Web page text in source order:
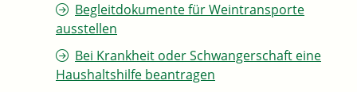
Begleitdokumente für Weintransporte
ausstellen
Bei Krankheit oder Schwangerschaft eine
Haushaltshilfe beantragen